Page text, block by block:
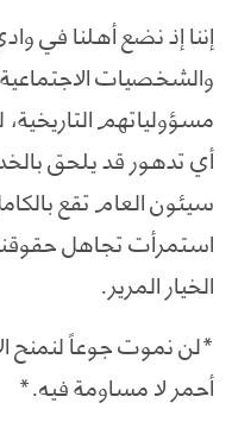
إننا إذ نضع أهلنا في
والشخصيات
مسؤولياتهم
أي تدهور قد يلحق
سيئون العام تقع
استمرأت تجاهل
الخيار المرير.
*لن نموت جوعاً لنمنح
أحمر لا مساومة فيه.*